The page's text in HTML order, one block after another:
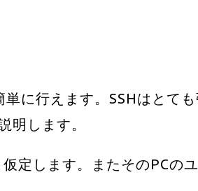
に行えます。SSHはとて
明します。
定します。またそのPCの